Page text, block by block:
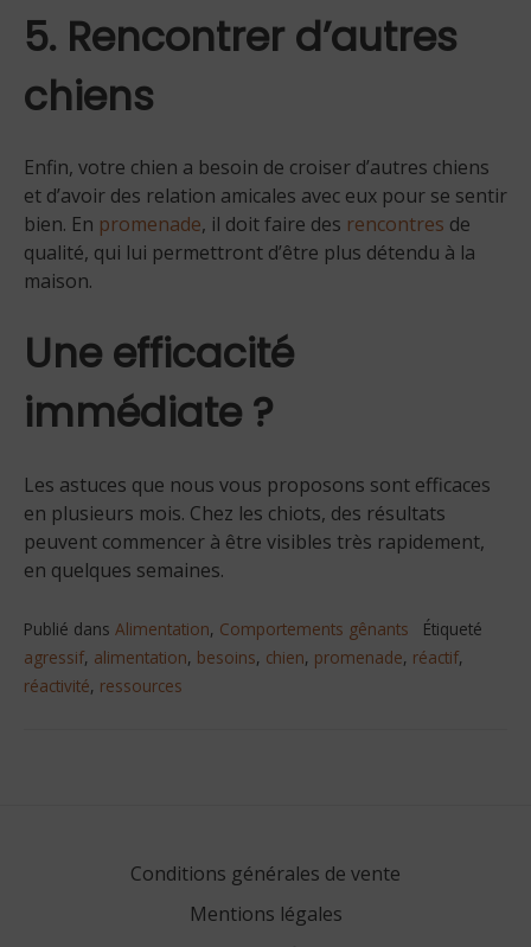
5. Rencontrer d’autres
chiens
Enfin, votre chien a besoin de croiser d’autres chiens
et d’avoir des relation amicales avec eux pour se sentir
bien. En promenade, il doit faire des rencontres de
qualité, qui lui permettront d’être plus détendu à la
maison.
Une efficacité
immédiate ?
Les astuces que nous vous proposons sont efficaces
en plusieurs mois. Chez les chiots, des résultats
peuvent commencer à être visibles très rapidement,
en quelques semaines.
Publié dans Alimentation, Comportements gênants
Étiqueté
agressif, alimentation, besoins, chien, promenade, réactif,
réactivité, ressources
Conditions générales de vente
Mentions légales